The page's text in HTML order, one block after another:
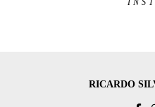
RICARDO